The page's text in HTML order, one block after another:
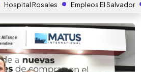
Hospital Rosales Empleos El Salvador